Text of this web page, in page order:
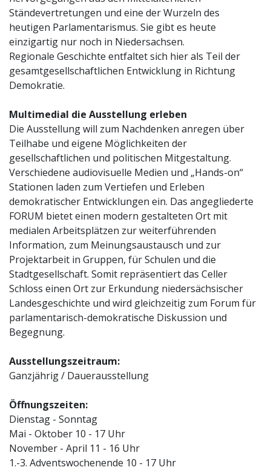
Ständevertretungen und eine der Wurzeln des
heutigen Parlamentarismus. Sie gibt es heute
einzigartig nur noch in Niedersachsen.
Regionale Geschichte entfaltet sich hier als Teil der
gesamtgesellschaftlichen Entwicklung in Richtung
Demokratie.
Multimedial die Ausstellung erleben
Die Ausstellung will zum Nachdenken anregen über
Teilhabe und eigene Möglichkeiten der
gesellschaftlichen und politischen Mitgestaltung.
Verschiedene audiovisuelle Medien und „Hands-on“
Stationen laden zum Vertiefen und Erleben
demokratischer Entwicklungen ein. Das angegliederte
FORUM bietet einen modern gestalteten Ort mit
medialen Arbeitsplätzen zur weiterführenden
Information, zum Meinungsaustausch und zur
Projektarbeit in Gruppen, für Schulen und die
Stadtgesellschaft. Somit repräsentiert das Celler
Schloss einen Ort zur Erkundung niedersächsischer
Landesgeschichte und wird gleichzeitig zum Forum für
parlamentarisch-demokratische Diskussion und
Begegnung.
Ausstellungszeitraum:
Ganzjährig / Dauerausstellung
Öffnungszeiten:
Dienstag - Sonntag
Mai - Oktober 10 - 17 Uhr
November - April 11 - 16 Uhr
1.-3. Adventswochenende 10 - 17 Uhr